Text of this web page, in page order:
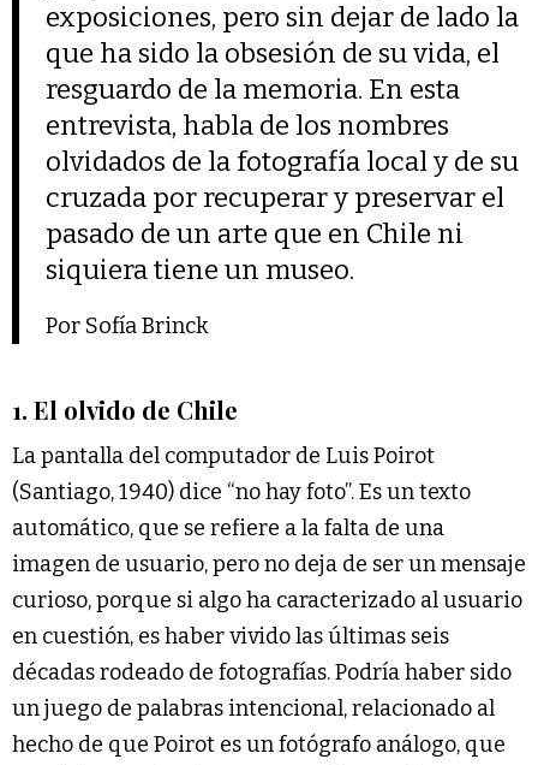
exposiciones, pero sin dejar de lado la
que ha sido la obsesión de su vida, el
resguardo de la memoria. En esta
entrevista, habla de los nombres
olvidados de la fotografía local y de su
cruzada por recuperar y preservar el
pasado de un arte que en Chile ni
siquiera tiene un museo.
Por Sofía Brinck
1. El olvido de Chile
La pantalla del computador de Luis Poirot
(Santiago, 1940) dice “no hay foto”. Es un texto
automático, que se refiere a la falta de una
imagen de usuario, pero no deja de ser un mensaje
curioso, porque si algo ha caracterizado al usuario
en cuestión, es haber vivido las últimas seis
décadas rodeado de fotografías. Podría haber sido
un juego de palabras intencional, relacionado al
hecho de que Poirot es un fotógrafo análogo, que